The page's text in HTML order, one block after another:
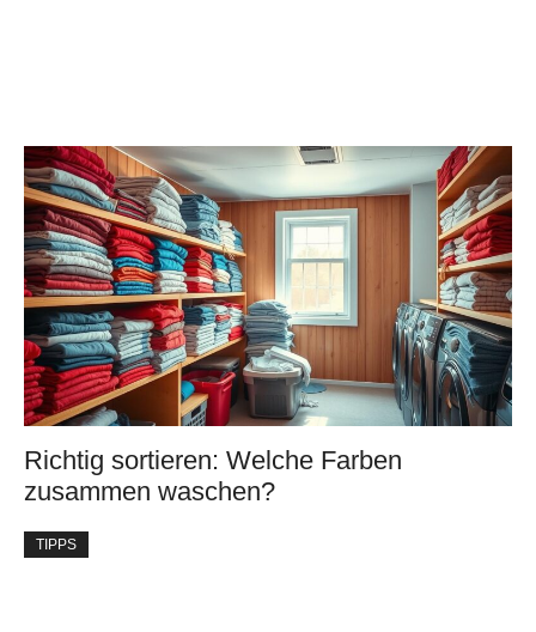
Richtig sortieren: Welche Farben
zusammen waschen?
TIPPS